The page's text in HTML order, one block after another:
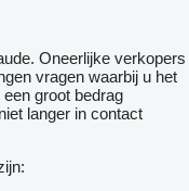
Oneerlijke verkopers
vragen waarbij u het
groot bedrag
langer in contact